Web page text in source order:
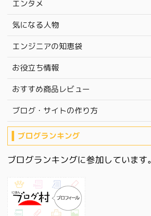
エンタメ
気になる人物
エンジニアの知恵袋
お役立ち情報
おすすめ商品レビュー
ブログ・サイトの作り方
ブログランキング
ブログランキングに参加しています。